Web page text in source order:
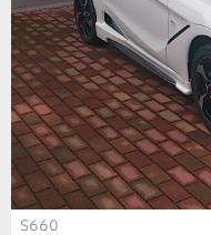
S660